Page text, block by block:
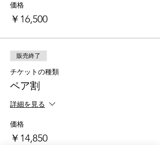
価格
￥16,500
販売終了
チケットの種類
ペア割
詳細を見る
価格
￥14,850